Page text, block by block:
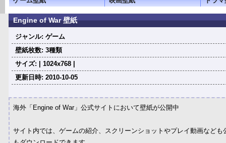
Engine of War 壁紙
ジャンル: ゲーム
壁紙枚数: 3種類
サイズ: | 1024x768 |
更新日時: 2010-10-05
海外「Engine of War」公式サイトにおいて壁紙が公開中
サイト内では、ゲームの紹介、スクリーンショットやプレイ動画など